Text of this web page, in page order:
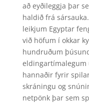
að eyðileggja þar
haldið frá
leikjum Egyptar
við höfum í okkar
hundruðum
hannaðir fyrir
skráningu og
netpönk þar sem